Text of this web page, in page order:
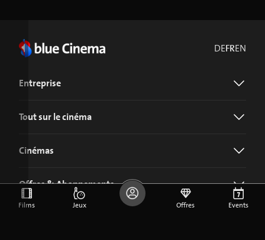
DEFREN
Entreprise
Tout sur le cinéma
Cinémas
Offres & Abonnements
Films Jeux Offres Events